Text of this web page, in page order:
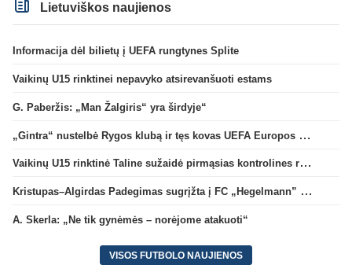
Lietuviškos naujienos
Informacija dėl bilietų į UEFA rungtynes Splite
Vaikinų U15 rinktinei nepavyko atsirevanšuoti estams
G. Paberžis: „Man Žalgiris“ yra širdyje“
„Gintra“ nustelbė Rygos klubą ir tęs kovas UEFA Europos taurės atrankoje
Vaikinų U15 rinktinė Taline sužaidė pirmąsias kontrolines rungtynes
Kristupas–Algirdas Padegimas sugrįžta į FC „Hegelmann” B sudėtį
A. Skerla: „Ne tik gynėmės – norėjome atakuoti“
VISOS FUTBOLO NAUJIENOS